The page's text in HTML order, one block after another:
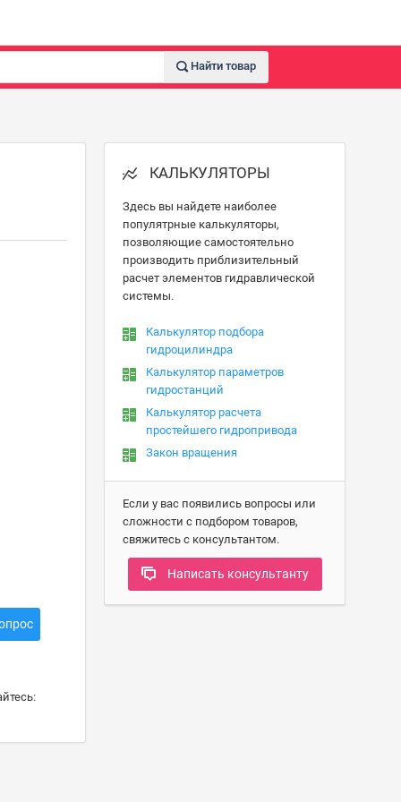
Найти товар
КАЛЬКУЛЯТОРЫ
Здесь вы найдете наиболее
популятрные калькуляторы,
позволяющие самостоятельно
производить приблизительный
расчет элементов гидравлической
системы.
Калькулятор подбора
гидроцилиндра
Калькулятор параметров
гидростанций
Калькулятор расчета
простейшего гидропривода
Закон вращения
Если у вас появились вопросы или
сложности с подбором товаров,
свяжитесь с консультантом.
Написать консультанту